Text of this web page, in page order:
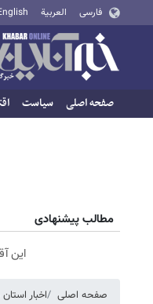
فارسی العربية
صفحه اصلی سیاست
مطالب پیشنهادی
این آقای58ساله با کرم ضدچروک
صفحه اصلی اخبار